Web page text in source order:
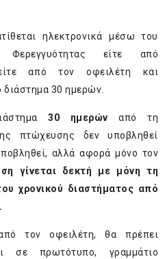
ηλεκτρονικά μέσω του
Φερεγγυότητας είτε από
από τον οφειλέτη και
διάστημα 30 ημερών.
30 ημερών από τη
πτώχευσης δεν υποβληθεί
αλλά αφορά μόνο τον
γίνεται δεκτή με μόνη τη
χρονικού διαστήματος από
τον οφειλέτη, θα πρέπει
σε πρωτότυπο, γραμμάτιο